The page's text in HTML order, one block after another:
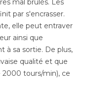
mal brûlés. Les
par s'encrasser.
elle peut entraver
ainsi que
à sa sortie. De plus,
qualité et que
2000 tours/min), ce